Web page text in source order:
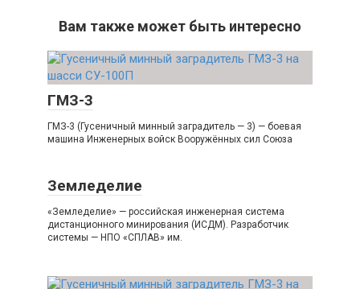
Вам также может быть интересно
ГМЗ-3
ГМЗ-3 (Гусеничный минный заградитель — 3) — боевая
машина Инженерных войск Вооружённых сил Союза
Земледелие
«Земледелие» — российская инженерная система
дистанционного минирования (ИСДМ). Разработчик
системы — НПО «СПЛАВ» им.